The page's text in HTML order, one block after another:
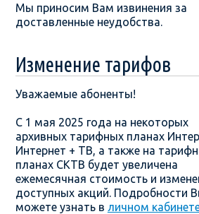
Мы приносим Вам извинения за
доставленные неудобства.
Изменение тарифов
Уважаемые абоненты!
С 1 мая 2025 года на некоторых
архивных тарифных планах
Интернет + ТВ, а также на
планах СКТВ будет увеличена
ежемесячная стоимость и
доступных акций. Подробности
можете узнать в личном